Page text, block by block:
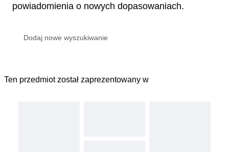
powiadomienia o nowych dopasowaniach.
Ten przedmiot został zaprezentowany w